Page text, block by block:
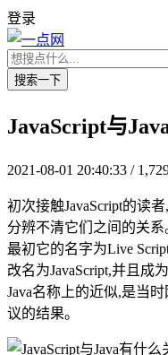
登录
搜索一下
JavaScript与
2021-08-01 20:40:33 /
初次接触JavaScript的读
分辨不清它们之间的关系
最初它的名字为Live
改名为JavaScript,并且成
Java名称上的近似,是当
议的结果。